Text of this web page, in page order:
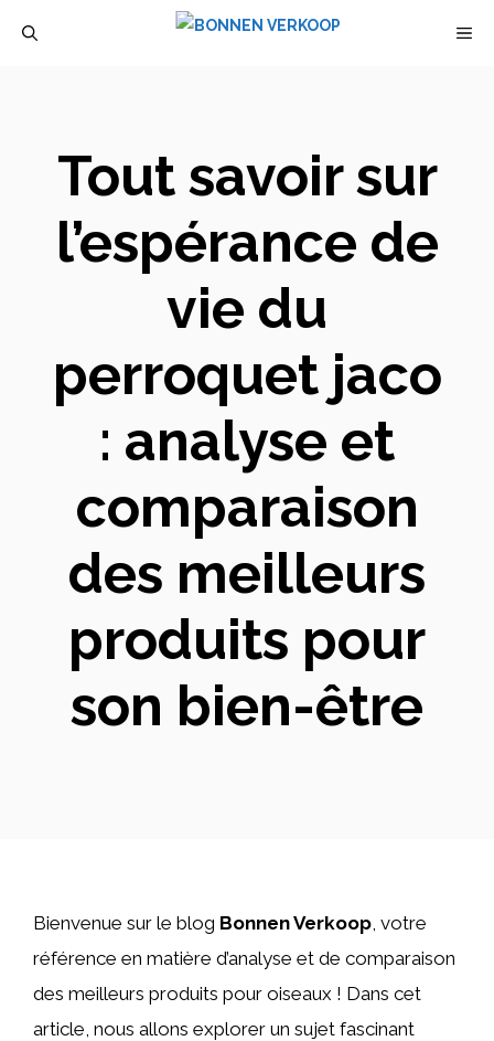
Tout savoir sur
l’espérance de
vie du
perroquet jaco
: analyse et
comparaison
des meilleurs
produits pour
son bien-être
Bienvenue sur le blog Bonnen Verkoop, votre
référence en matière d’analyse et de comparaison
des meilleurs produits pour oiseaux ! Dans cet
article, nous allons explorer un sujet fascinant